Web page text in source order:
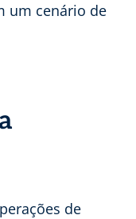
um cenário de
de